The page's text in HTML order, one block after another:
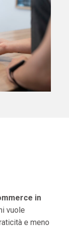
in
vuole
e meno